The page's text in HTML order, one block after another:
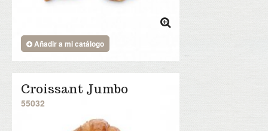
Añadir a mi catálogo
Croissant Jumbo
55032